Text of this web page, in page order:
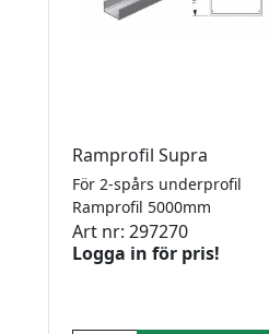
Ramprofil Supra
För 2-spårs underprofil
Ramprofil 5000mm
Art nr: 297270
Logga in för pris!